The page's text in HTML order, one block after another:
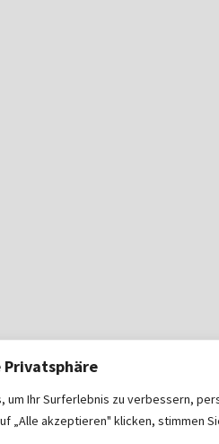
Privatsphäre
um Ihr Surferlebnis zu verbessern,
„Alle akzeptieren" klicken, stimmen